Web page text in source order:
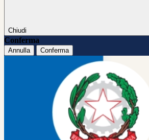
Chiudi
Conferma
Annulla Conferma